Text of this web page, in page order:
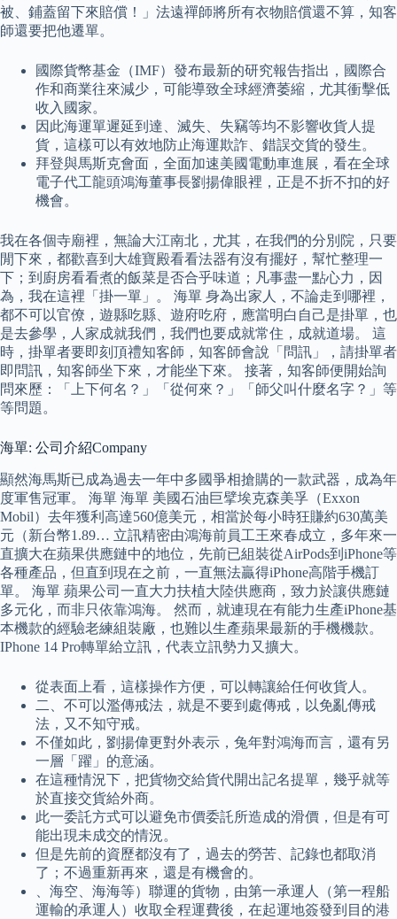
被、鋪蓋留下來賠償！」法遠禪師將所有衣物賠償還不算，知客
師還要把他遷單。
國際貨幣基金（IMF）發布最新的研究報告指出，國際合
作和商業往來減少，可能導致全球經濟萎縮，尤其衝擊低
收入國家。
因此海運單遲延到達、滅失、失竊等均不影響收貨人提
貨，這樣可以有效地防止海運欺詐、錯誤交貨的發生。
拜登與馬斯克會面，全面加速美國電動車進展，看在全球
電子代工龍頭鴻海董事長劉揚偉眼裡，正是不折不扣的好
機會。
我在各個寺廟裡，無論大江南北，尤其，在我們的分別院，只要
閒下來，都歡喜到大雄寶殿看看法器有沒有擺好，幫忙整理一
下；到廚房看看煮的飯菜是否合乎味道；凡事盡一點心力，因
為，我在這裡「掛一單」。 海單 身為出家人，不論走到哪裡，
都不可以官僚，遊縣吃縣、遊府吃府，應當明白自己是掛單，也
是去參學，人家成就我們，我們也要成就常住，成就道場。 這
時，掛單者要即刻頂禮知客師，知客師會說「問訊」，請掛單者
即問訊，知客師坐下來，才能坐下來。 接著，知客師便開始詢
問來歷：「上下何名？」「從何來？」「師父叫什麼名字？」等
等問題。
海單: 公司介紹Company
顯然海馬斯已成為過去一年中多國爭相搶購的一款武器，成為年
度軍售冠軍。 海單 海單 美國石油巨擘埃克森美孚（Exxon
Mobil）去年獲利高達560億美元，相當於每小時狂賺約630萬美
元（新台幣1.89… 立訊精密由鴻海前員工王來春成立，多年來一
直擴大在蘋果供應鏈中的地位，先前已組裝從AirPods到iPhone等
各種產品，但直到現在之前，一直無法贏得iPhone高階手機訂
單。 海單 蘋果公司一直大力扶植大陸供應商，致力於讓供應鏈
多元化，而非只依靠鴻海。 然而，就連現在有能力生產iPhone基
本機款的經驗老練組裝廠，也難以生產蘋果最新的手機機款。
IPhone 14 Pro轉單給立訊，代表立訊勢力又擴大。
從表面上看，這樣操作方便，可以轉讓給任何收貨人。
二、不可以濫傳戒法，就是不要到處傳戒，以免亂傳戒
法，又不知守戒。
不僅如此，劉揚偉更對外表示，兔年對鴻海而言，還有另
一層「躍」的意涵。
在這種情況下，把貨物交給貨代開出記名提單，幾乎就等
於直接交貨給外商。
此一委託方式可以避免市價委託所造成的滑價，但是有可
能出現未成交的情況。
但是先前的資歷都沒有了，過去的勞苦、記錄也都取消
了；不過重新再來，還是有機會的。
、海空、海海等）聯運的貨物，由第一承運人（第一程船
運輸的承運人）收取全程運費後，在起運地簽發到目的港